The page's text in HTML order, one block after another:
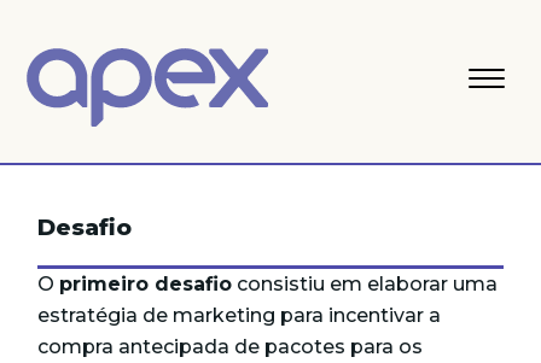
Desafio
O primeiro desafio consistiu em elaborar uma
estratégia de marketing para incentivar a
compra antecipada de pacotes para os